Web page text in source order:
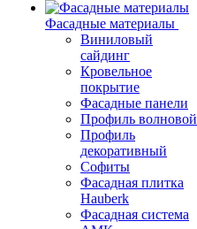
Фасадные материалы
Виниловый
сайдинг
Кровельное
покрытие
Фасадные панели
Профиль волновой
Профиль
декоративный
Софиты
Фасадная плитка
Hauberk
Фасадная система